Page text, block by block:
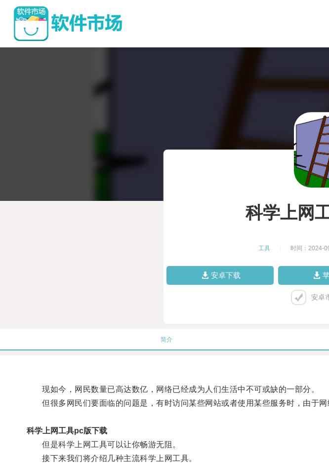
科学上网
工具 时间：2024-
安卓下载
安卓
简介
现如今，网民数量已高达数亿，网络已经成为人们生活中不可或缺的一部分。
但很多网民们要面临的问题是，有时访问某些网站或者使用某些服务时，由于网
科学上网工具pc版下载
但是科学上网工具可以让你畅游无阻。
接下来我们将介绍几种主流科学上网工具。